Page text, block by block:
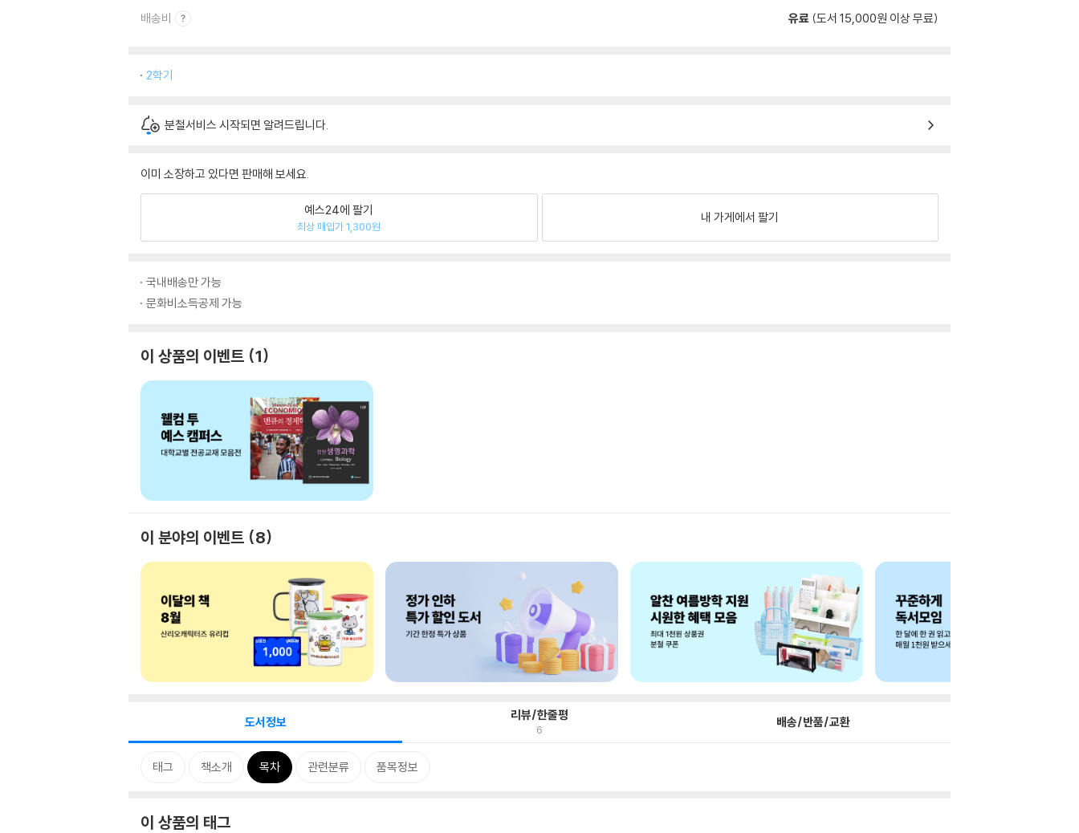
배송비 유료 (도서 15,000원 이상 무료)
2학기
분철서비스 시작되면 알려드립니다.
이미 소장하고 있다면 판매해 보세요.
예스24에 팔기
최상 매입가 1,300원
내 가게에서 팔기
국내배송만 가능
문화비소득공제 가능
이 상품의 이벤트 1
이 분야의 이벤트 8
도서정보 리뷰/한줄평
6 배송/반품/교환
태그 책소개 목차 관련분류 품목정보
이 상품의 태그